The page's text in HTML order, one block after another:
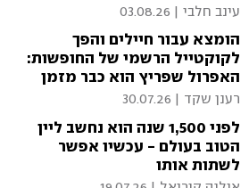
עינב חלבי 03.08.26
הומצא עבור חיילים והפך
לקוקטייל הרשמי של החופשות:
האפרול שפריץ הוא כבר מזמן
תופעה חברתית
רענן שקד 30.07.26
לפני 1,500 שנה הוא נחשב ליין
הטוב בעולם - עכשיו אפשר
לשתות אותו